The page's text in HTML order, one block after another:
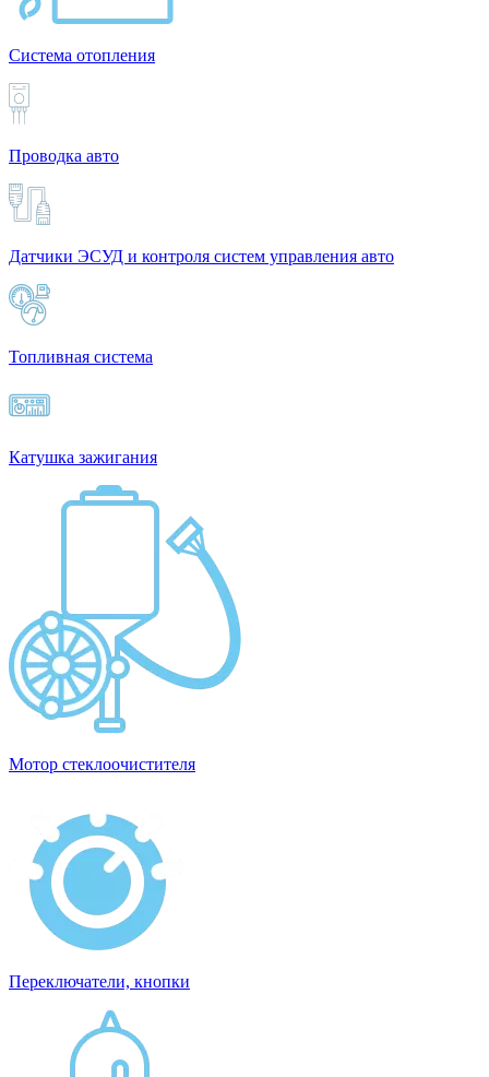
Система отопления
Проводка авто
Датчики ЭСУД и контроля систем управления авто
Топливная система
Катушка зажигания
Мотор стеклоочистителя
Переключатели, кнопки